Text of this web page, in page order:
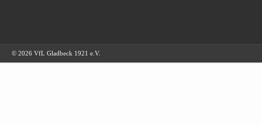
© 2026 VfL Gladbeck 1921 e.V.